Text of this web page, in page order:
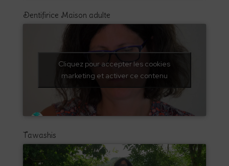
Dentifirice Maison adulte
Cliquez pour accepter les cookies
marketing et activer ce contenu
Tawashis